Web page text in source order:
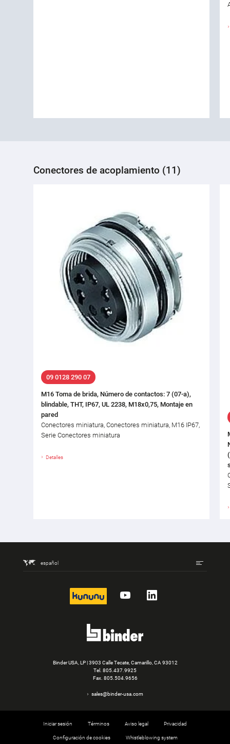
Conectores de acoplamiento (11)
09 0128 290 07
M16 Toma de brida, Número de contactos: 7 (07-a),
blindable, THT, IP67, UL 2238, M18x0,75, Montaje en
pared
Conectores miniatura, Conectores miniatura, M16 IP67,
Serie Conectores miniatura
Detalles
español
kununu YouTubeLinkedIn
Binder USA, LP | 3903 Calle Tecate, Camarillo, CA 93012
Tel. 805.437.9925
Fax. 805.504.9656
sales@binder-usa.com
Iniciar sesión Términos Aviso legal Privacidad
Configuración de cookies Whistleblowing system